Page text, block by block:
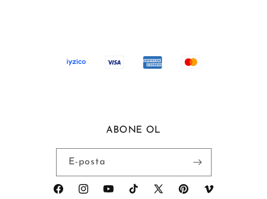
ABONE OL
E-posta
FacebookInstagramYouTubeTikTok X PinterestVimeo